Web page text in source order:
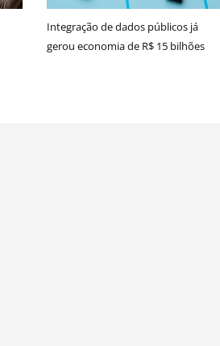
Integração de dados públicos já
gerou economia de R$ 15 bilhões